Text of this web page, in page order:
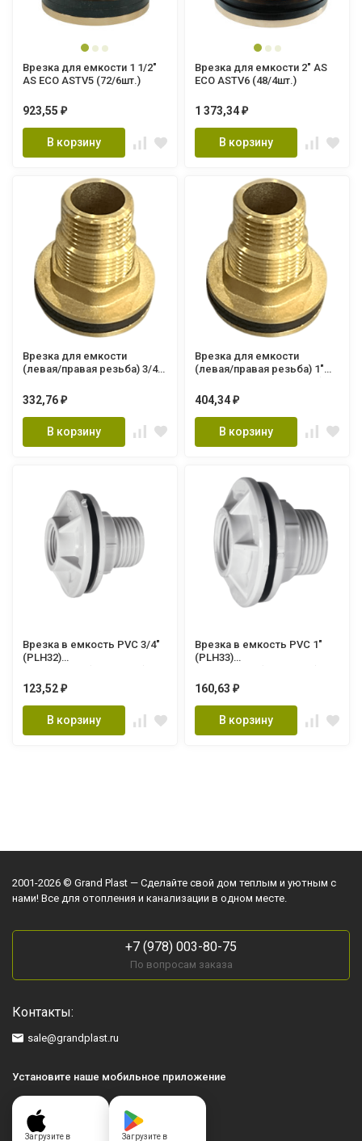
Врезка для емкости 1 1/2"
AS ECO ASTV5 (72/6шт.)
923,55 ₽
В корзину
Врезка для емкости 2" AS
ECO ASTV6 (48/4шт.)
1 373,34 ₽
В корзину
Врезка для емкости
(левая/правая резьба) 3/4
332,76 ₽
В корзину
Врезка для емкости
(левая/правая резьба) 1"
404,34 ₽
В корзину
Врезка в емкость PVC 3/4"
(PLH32)
123,52 ₽
В корзину
Врезка в емкость PVC 1"
(PLH33)
160,63 ₽
В корзину
2001-2026 © Grand Plast — Сделайте свой дом теплым и уютным с
нами! Все для отопления и канализации в одном месте.
+7 (978) 003-80-75
По вопросам заказа
Контакты:
sale@grandplast.ru
Установите наше мобильное приложение
Загрузите в Загрузите в